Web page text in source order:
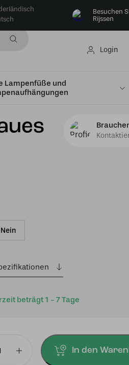
Besuchen
Rijssen
Login
Lampenfüße und
beträgt 1 - 7 Tage
Nein
In den